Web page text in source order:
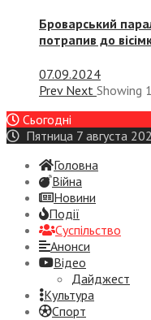
Броварський
потрапив до
07.09.2024
Prev Next Showing 1
Сьогодні
Пятница 7 августа
Головна
Війна
Новини
Події
Суспiльство
Анонси
Відео
Дайджест
Культура
Спорт